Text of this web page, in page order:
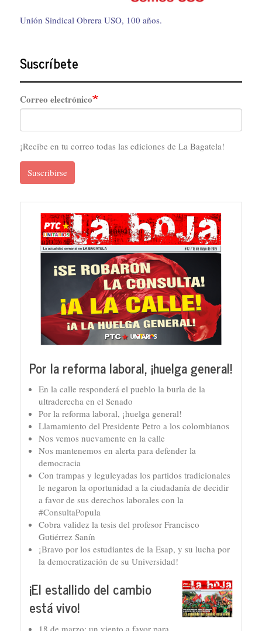
Unión Sindical Obrera USO, 100 años.
Suscríbete
Correo electrónico
¡Recibe en tu correo todas las ediciones de La Bagatela!
Suscribirse
Por la reforma laboral, ¡huelga general!
En la calle responderá el pueblo la burla de la
ultraderecha en el Senado
Por la reforma laboral, ¡huelga general!
Llamamiento del Presidente Petro a los colombianos
Nos vemos nuevamente en la calle
Nos mantenemos en alerta para defender la
democracia
Con trampas y leguleyadas los partidos tradicionales
le negaron la oportunidad a la ciudadanía de decidir
a favor de sus derechos laborales con la
#ConsultaPopula
Cobra validez la tesis del profesor Francisco
Gutiérrez Sanín
¡Bravo por los estudiantes de la Esap, y su lucha por
la democratización de su Universidad!
¡El estallido del cambio
está vivo!
18 de marzo: un viento a favor para